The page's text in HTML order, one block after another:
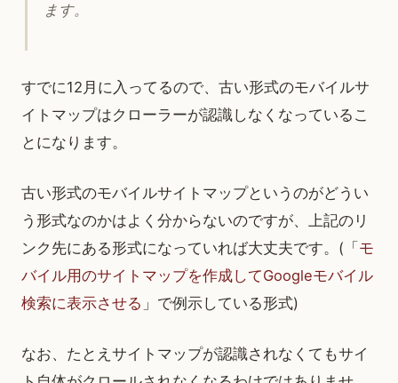
ます。
すでに12月に入ってるので、古い形式のモバイルサ
イトマップはクローラーが認識しなくなっているこ
とになります。
古い形式のモバイルサイトマップというのがどうい
う形式なのかはよく分からないのですが、上記のリ
ンク先にある形式になっていれば大丈夫です。(「 モ
バイル用のサイトマップを作成してGoogleモバイル
検索に表示させる 」で例示している形式)
なお、たとえサイトマップが認識されなくてもサイ